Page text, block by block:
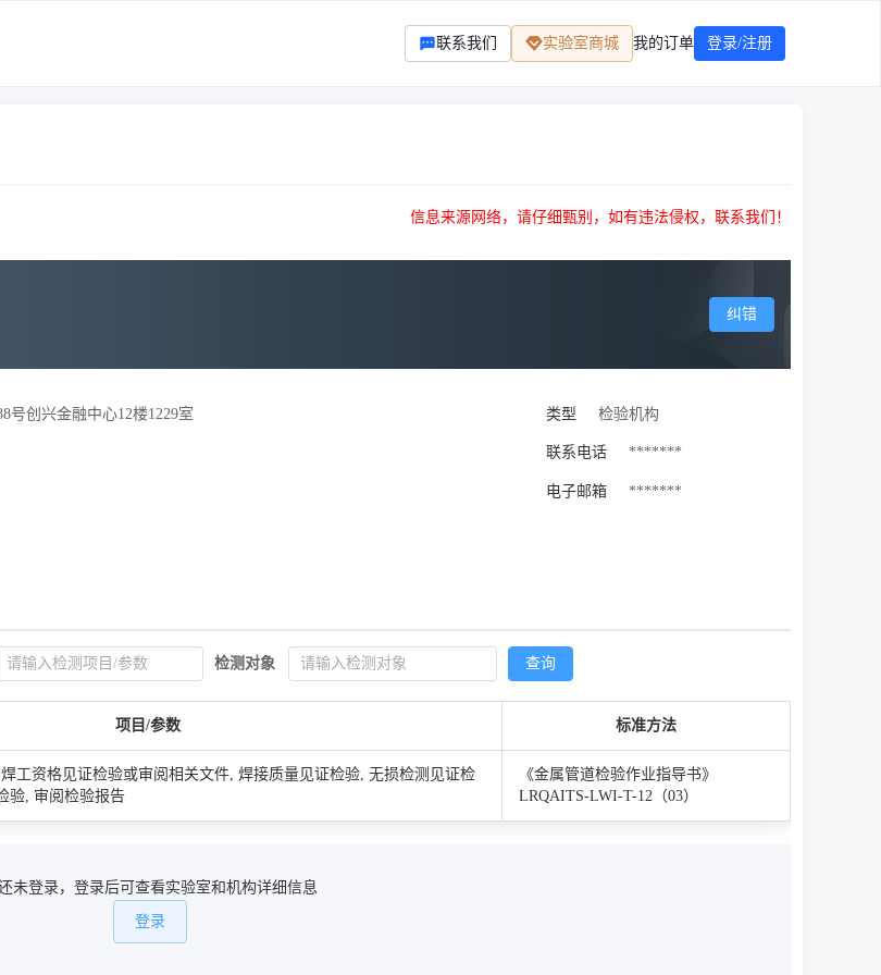
联系我们 实验室商城 我的订单 登录/注册
信息来源网络，请仔细甄别，如有违法侵权，联系我们！
纠错
号创兴金融中心12楼1229室 类型 检验机构
联系电话 *******
电子邮箱 *******
检测对象 查询
项目/参数 标准方法
工资格见证检验或审阅相关文件, 焊接质量见证检验, 无损检测见证检
验, 审阅检验报告
《金属管道检验作业指导书》
LRQAITS-LWI-T-12（03）
未登录，登录后可查看实验室和机构详细信息
登录